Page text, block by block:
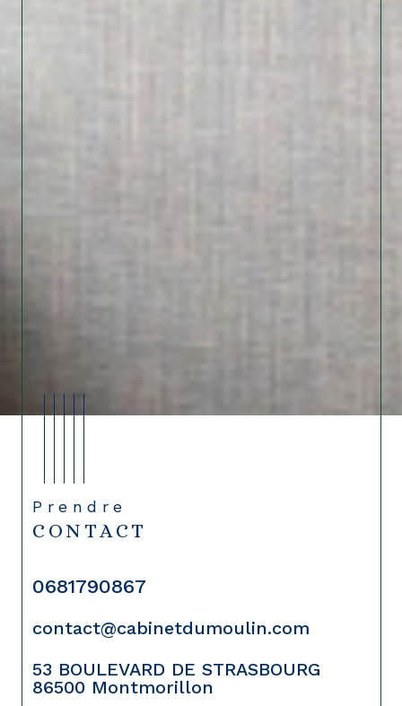
Prendre
53 BOULEVARD DE STRASBOURG